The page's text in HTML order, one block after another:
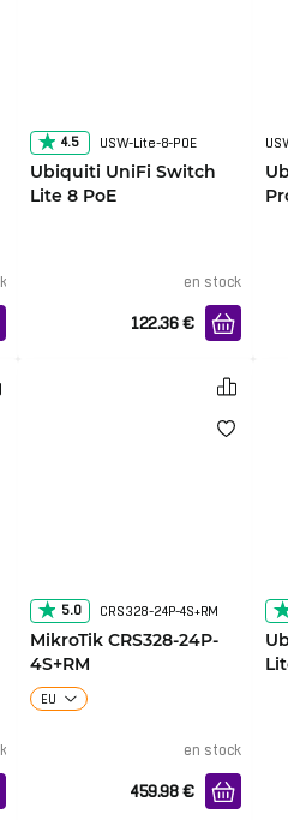
4.5 USW-Lite-8-POE
Ubiquiti UniFi Switch
Lite 8 PoE
en stock
122.36 €
5.0 CRS328-24P-4S+RM
MikroTik CRS328-24P-
4S+RM
EU
en stock
459.98 €